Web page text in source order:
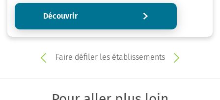
Découvrir
Faire défiler les établissements